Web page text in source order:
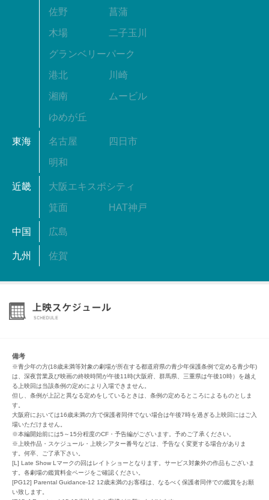
佐野 菖蒲
木場 二子玉川
グランベリーパーク
港北 川崎
湘南 ムービル
ゆめが丘
東海 名古屋 四日市
明和
近畿 大阪エキスポシティ
箕面 HAT神戸
中国 広島
九州 佐賀
備考
※青少年の方(18歳未満等対象の劇場が所在する都道府県の青少年保護条例で定める青少年)
は、深夜営業及び映画の終映時間が午後11時(大阪府、群馬県、三重県は午後10時）を越え
る上映回は当該条例の定めにより入場できません。
但し、条例が上記と異なる定めをしているときは、条例の定めるところによるものとしま
す。
大阪府においては16歳未満の方で保護者同伴でない場合は午後7時を過ぎる上映回にはご入
場いただけません。
※本編開始前には5～15分程度のCF・予告編がございます。予めご了承ください。
※上映作品・スケジュール・上映シアター番号などは、予告なく変更する場合がありま
す。何卒、ご了承下さい。
[L] Late Show Lマークの回はレイトショーとなります。サービス対象外の作品もございま
す。各劇場の鑑賞料金ページをご確認ください。
[PG12] Parental Guidance-12 12歳未満のお客様は、なるべく保護者同伴での鑑賞をお願
い致します。